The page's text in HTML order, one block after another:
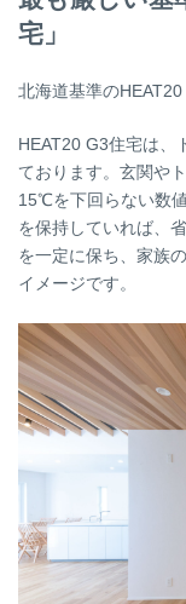
宅」
北海道基準の
HEAT20 G3住宅は、
ております。玄関や
15℃を下回らない数
を保持していれば、
を一定に保ち、家族
イメージです。